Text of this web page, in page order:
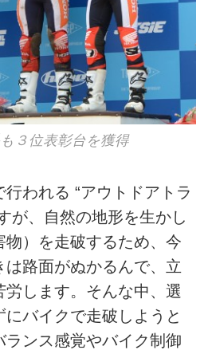
３位表彰台を獲得
われる “アウトドアトラ
が、自然の地形を生かし
物）を走破するため、今
は路面がぬかるんで、立
労します。そんな中、選
バイクで走破しようと
ランス感覚やバイク制御